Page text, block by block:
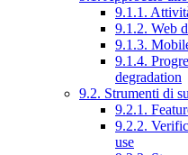
9.1.1.
9.1.2. Web
9.1.3.
9.1.4.
degradation
9.2. Strumenti di
9.2.1.
9.2.2.
use